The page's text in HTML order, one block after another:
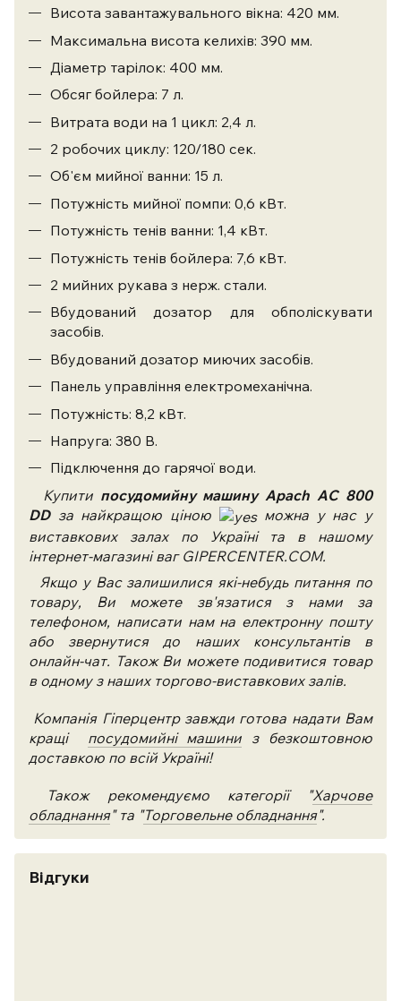
Висота завантажувального вікна: 420 мм.
Максимальна висота келихів: 390 мм.
Діаметр тарілок: 400 мм.
Обсяг бойлера: 7 л.
Витрата води на 1 цикл: 2,4 л.
2 робочих циклу: 120/180 сек.
Об'єм мийної ванни: 15 л.
Потужність мийної помпи: 0,6 кВт.
Потужність тенів ванни: 1,4 кВт.
Потужність тенів бойлера: 7,6 кВт.
2 мийних рукава з нерж. стали.
Вбудований дозатор для обполіскувати
засобів.
Вбудований дозатор миючих засобів.
Панель управління електромеханічна.
Потужність: 8,2 кВт.
Напруга: 380 В.
Підключення до гарячої води.
Купити посудомийну машину Apach AС 800
DD за найкращою ціною
можна у нас у
виставкових залах по Україні та в нашому
інтернет-магазині ваг GIPERCENTER.COM.
Якщо у Вас залишилися які-небудь питання по
товару, Ви можете зв'язатися з нами за
телефоном, написати нам на електронну пошту
або звернутися до наших консультантів в
онлайн-чат. Також Ви можете подивитися товар
в одному з наших торгово-виставкових залів.
Компанія Гіперцентр завжди готова надати Вам
кращі посудомийні машини з безкоштовною
доставкою по всій Україні!
Також рекомендуємо категорії "Харчове
обладнання" та "Торговельне обладнання".
Відгуки